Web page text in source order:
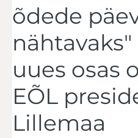
õdede
uues osas
EÕL
Lillemaa